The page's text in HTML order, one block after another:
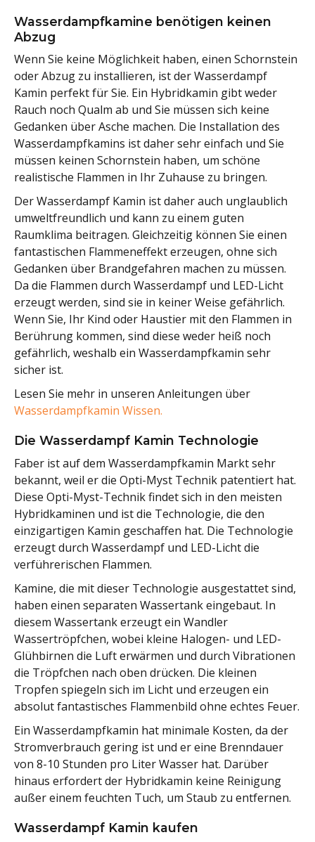
Wasserdampfkamine benötigen keinen
Abzug
Wenn Sie keine Möglichkeit haben, einen Schornstein
oder Abzug zu installieren, ist der Wasserdampf
Kamin perfekt für Sie. Ein Hybridkamin gibt weder
Rauch noch Qualm ab und Sie müssen sich keine
Gedanken über Asche machen. Die Installation des
Wasserdampfkamins ist daher sehr einfach und Sie
müssen keinen Schornstein haben, um schöne
realistische Flammen in Ihr Zuhause zu bringen.
Der Wasserdampf Kamin ist daher auch unglaublich
umweltfreundlich und kann zu einem guten
Raumklima beitragen. Gleichzeitig können Sie einen
fantastischen Flammeneffekt erzeugen, ohne sich
Gedanken über Brandgefahren machen zu müssen.
Da die Flammen durch Wasserdampf und LED-Licht
erzeugt werden, sind sie in keiner Weise gefährlich.
Wenn Sie, Ihr Kind oder Haustier mit den Flammen in
Berührung kommen, sind diese weder heiß noch
gefährlich, weshalb ein Wasserdampfkamin sehr
sicher ist.
Lesen Sie mehr in unseren Anleitungen über
Wasserdampfkamin Wissen.
Die Wasserdampf Kamin Technologie
Faber ist auf dem Wasserdampfkamin Markt sehr
bekannt, weil er die Opti-Myst Technik patentiert hat.
Diese Opti-Myst-Technik findet sich in den meisten
Hybridkaminen und ist die Technologie, die den
einzigartigen Kamin geschaffen hat. Die Technologie
erzeugt durch Wasserdampf und LED-Licht die
verführerischen Flammen.
Kamine, die mit dieser Technologie ausgestattet sind,
haben einen separaten Wassertank eingebaut. In
diesem Wassertank erzeugt ein Wandler
Wassertröpfchen, wobei kleine Halogen- und LED-
Glühbirnen die Luft erwärmen und durch Vibrationen
die Tröpfchen nach oben drücken. Die kleinen
Tropfen spiegeln sich im Licht und erzeugen ein
absolut fantastisches Flammenbild ohne echtes Feuer.
Ein Wasserdampfkamin hat minimale Kosten, da der
Stromverbrauch gering ist und er eine Brenndauer
von 8-10 Stunden pro Liter Wasser hat. Darüber
hinaus erfordert der Hybridkamin keine Reinigung
außer einem feuchten Tuch, um Staub zu entfernen.
Wasserdampf Kamin kaufen